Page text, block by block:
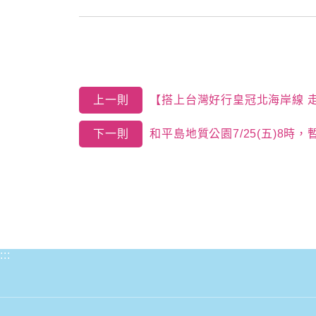
上一則 【搭上台灣好行皇冠北海岸線
下一則 和平島地質公園7/25(五)8時，
:::